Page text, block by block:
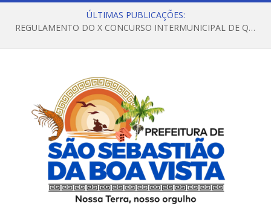
ÚLTIMAS PUBLICAÇÕES:
REGULAMENTO DO X CONCURSO INTERMUNICIPAL DE QUADRILHAS JUNINAS – 2026 – ARRAIÁ DA VENEZA